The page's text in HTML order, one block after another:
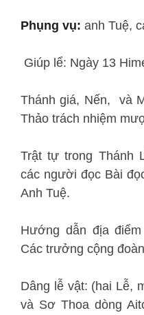
Phụng vụ: anh Tuệ,
Giúp lể: Ngày 13
Thánh giá, Nến, và
Thảo trách nhiệm
Trật tự trong Thánh
các người đọc Bài
Anh Tuệ.
Hướng dẫn địa
Các trưởng cộng đoàn
Dâng lễ vật: (hai Lễ,
và Sơ Thoa dòng